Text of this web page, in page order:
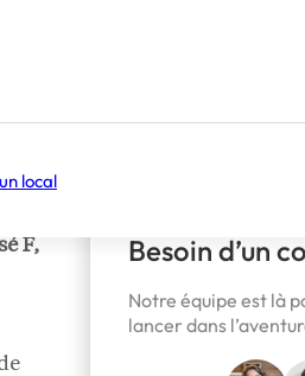
local
F,
Besoin d’un
Notre équipe est là
lancer dans